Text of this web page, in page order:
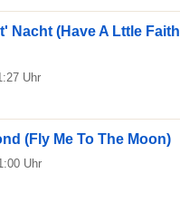
Nacht (Have A Lttle Faith
Uhr
(Fly Me To The Moon)
Uhr